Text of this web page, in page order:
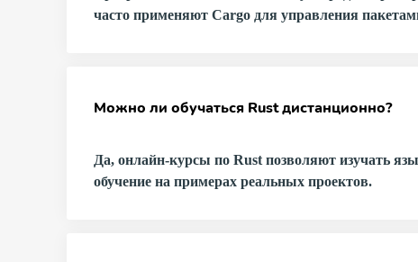
часто применяют Cargo для управления
Можно ли обучаться Rust дистанционно?
Да, онлайн-курсы по Rust позволяют изучать
обучение на примерах реальных проектов.